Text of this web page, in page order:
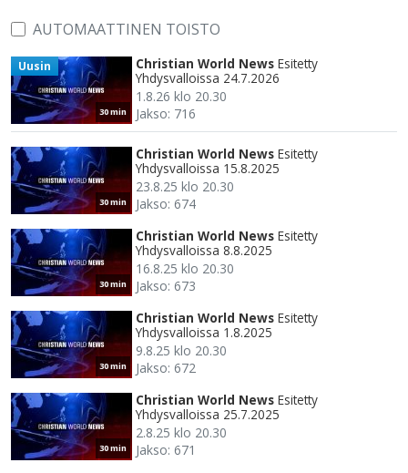
AUTOMAATTINEN TOISTO
30 min
Uusin Christian World News Esitetty
Yhdysvalloissa 24.7.2026
1.8.26 klo 20.30
Jakso: 716
30 min
Christian World News Esitetty
Yhdysvalloissa 15.8.2025
23.8.25 klo 20.30
Jakso: 674
30 min
Christian World News Esitetty
Yhdysvalloissa 8.8.2025
16.8.25 klo 20.30
Jakso: 673
30 min
Christian World News Esitetty
Yhdysvalloissa 1.8.2025
9.8.25 klo 20.30
Jakso: 672
30 min
Christian World News Esitetty
Yhdysvalloissa 25.7.2025
2.8.25 klo 20.30
Jakso: 671